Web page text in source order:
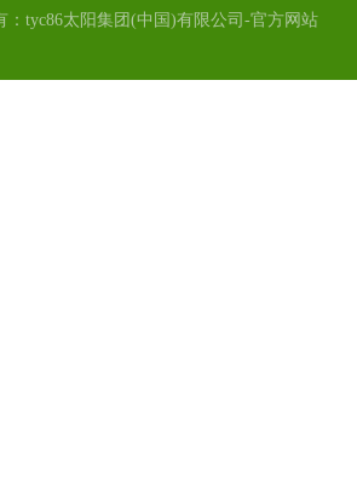
：tyc86太阳集团(中国)有限公司-官方网站